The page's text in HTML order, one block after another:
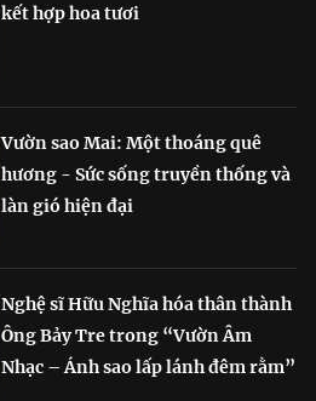
kết hợp hoa tươi
Vườn sao Mai: Một thoáng quê
hương - Sức sống truyền thống và
làn gió hiện đại
Nghệ sĩ Hữu Nghĩa hóa thân thành
Ông Bảy Tre trong “Vườn Âm
Nhạc – Ánh sao lấp lánh đêm rằm”